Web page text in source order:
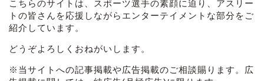
こちらのサイトは、スポーツ選手の素顔に迫り、アスリー
トの皆さんを応援しながらエンターテイメントな部分をご
紹介しています。
どうぞよろしくおねがいします。
※当サイトへの記事掲載や広告掲載のご相談賜ります。広